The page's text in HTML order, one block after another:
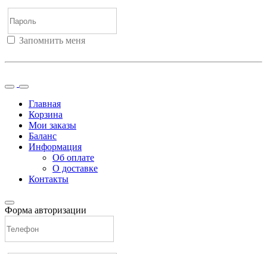
Запомнить меня
Главная
Корзина
Мои заказы
Баланс
Информация
Об оплате
О доставке
Контакты
Форма авторизации